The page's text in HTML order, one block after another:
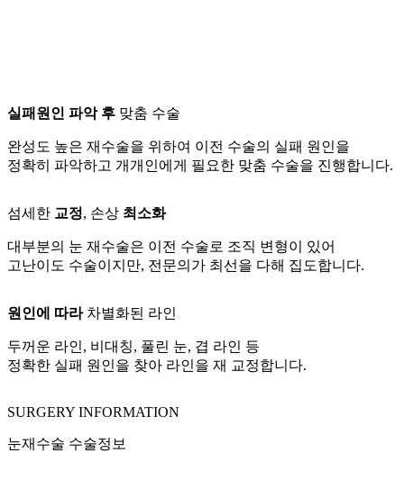
실패원인 파악 후 맞춤 수술
완성도 높은 재수술을 위하여 이전 수술의 실패 원인을
정확히 파악하고 개개인에게 필요한 맞춤 수술을 진행합니다.
섬세한 교정, 손상 최소화
대부분의 눈 재수술은 이전 수술로 조직 변형이 있어
고난이도 수술이지만, 전문의가 최선을 다해 집도합니다.
원인에 따라차별화된 라인
두꺼운 라인, 비대칭, 풀린 눈, 겹 라인 등
정확한 실패 원인을 찾아 라인을 재 교정합니다.
SURGERY INFORMATION
눈재수술 수술정보